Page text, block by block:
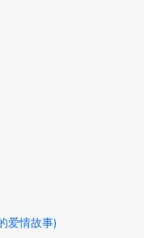
爱情故事)